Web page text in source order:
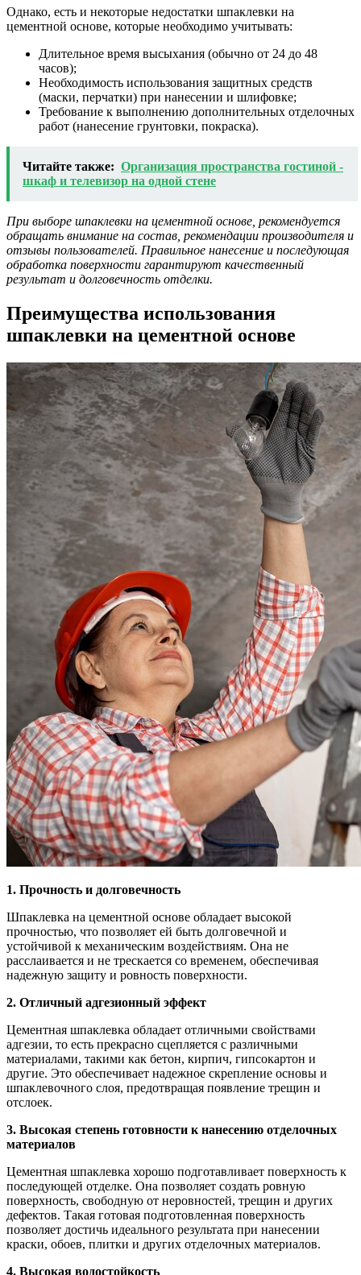
Однако, есть и некоторые недостатки шпаклевки на
цементной основе, которые необходимо учитывать:
Длительное время высыхания (обычно от 24 до 48
часов);
Необходимость использования защитных средств
(маски, перчатки) при нанесении и шлифовке;
Требование к выполнению дополнительных отделочных
работ (нанесение грунтовки, покраска).
Читайте также: Организация пространства гостиной -
шкаф и телевизор на одной стене
При выборе шпаклевки на цементной основе, рекомендуется
обращать внимание на состав, рекомендации производителя и
отзывы пользователей. Правильное нанесение и последующая
обработка поверхности гарантируют качественный
результат и долговечность отделки.
Преимущества использования
шпаклевки на цементной основе
1. Прочность и долговечность
Шпаклевка на цементной основе обладает высокой
прочностью, что позволяет ей быть долговечной и
устойчивой к механическим воздействиям. Она не
расслаивается и не трескается со временем, обеспечивая
надежную защиту и ровность поверхности.
2. Отличный адгезионный эффект
Цементная шпаклевка обладает отличными свойствами
адгезии, то есть прекрасно сцепляется с различными
материалами, такими как бетон, кирпич, гипсокартон и
другие. Это обеспечивает надежное скрепление основы и
шпаклевочного слоя, предотвращая появление трещин и
отслоек.
3. Высокая степень готовности к нанесению отделочных
материалов
Цементная шпаклевка хорошо подготавливает поверхность к
последующей отделке. Она позволяет создать ровную
поверхность, свободную от неровностей, трещин и других
дефектов. Такая готовая подготовленная поверхность
позволяет достичь идеального результата при нанесении
краски, обоев, плитки и других отделочных материалов.
4. Высокая водостойкость